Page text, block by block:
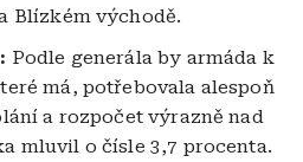
Blízkém východě.
Podle generála by armáda k
má, potřebovala alespoň
a rozpočet výrazně nad
mluvil o čísle 3,7 procenta.